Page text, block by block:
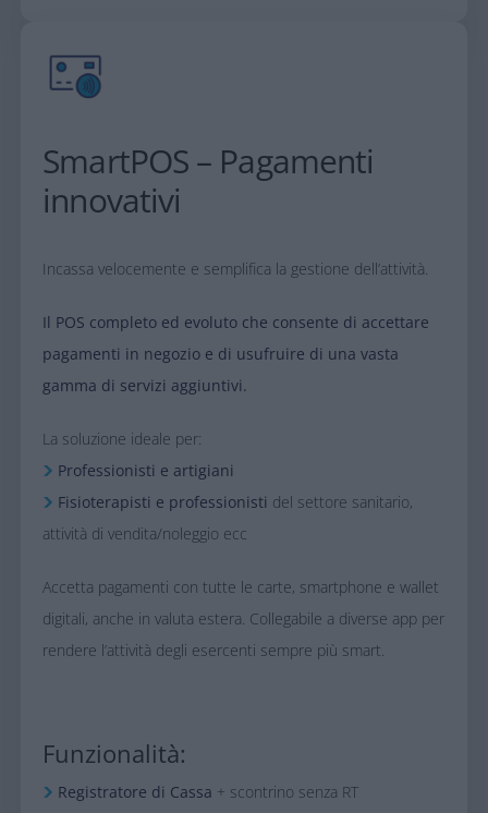
SmartPOS – Pagamenti
innovativi​
Incassa velocemente e semplifica la gestione dell’attività​.
​Il POS completo ed evoluto che consente di accettare
pagamenti in negozio e di usufruire di una vasta
gamma di servizi aggiuntivi.​
​La soluzione ideale per:​
Professionisti e artigiani​
Fisioterapisti e professionisti del settore sanitario,
attività di vendita/noleggio ecc
Accetta pagamenti con tutte le carte, smartphone e wallet
digitali, anche in valuta estera. Collegabile a diverse app per
rendere l’attività degli esercenti sempre più smart.​
Funzionalità:
Registratore di Cassa + scontrino senza RT​